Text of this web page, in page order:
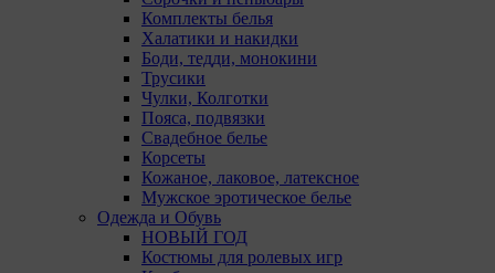
Комплекты белья
Халатики и накидки
Боди, тедди, монокини
Трусики
Чулки, Колготки
Пояса, подвязки
Свадебное белье
Корсеты
Кожаное, лаковое, латексное
Мужское эротическое белье
Одежда и Обувь
НОВЫЙ ГОД
Костюмы для ролевых игр